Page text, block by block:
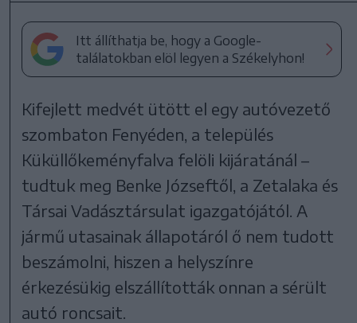
Itt állíthatja be, hogy a Google-
találatokban elöl legyen a Székelyhon!
Kifejlett medvét ütött el egy autóvezető
szombaton Fenyéden, a település
Küküllőkeményfalva felöli kijáratánál –
tudtuk meg Benke Józseftől, a Zetalaka és
Társai Vadásztársulat igazgatójától. A
jármű utasainak állapotáról ő nem tudott
beszámolni, hiszen a helyszínre
érkezésükig elszállították onnan a sérült
autó roncsait.